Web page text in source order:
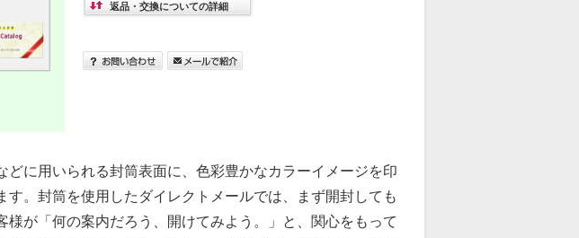
返品・交換についての詳細
どに用いられる封筒表面に、色彩豊かなカラーイメージを印
す。封筒を使用したダイレクトメールでは、まず開封しても
様が「何の案内だろう、開けてみよう。」と、関心をもって